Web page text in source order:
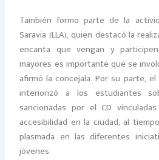
También formo parte de la
Saravia (LLA), quien destacó la
encanta que vengan y
mayores es importante que se
afirmó la concejala. Por su parte, el
interiorizó a los estudiantes
sancionadas por el CD
accesibilidad en la ciudad, al
plasmada en las diferentes
jóvenes.